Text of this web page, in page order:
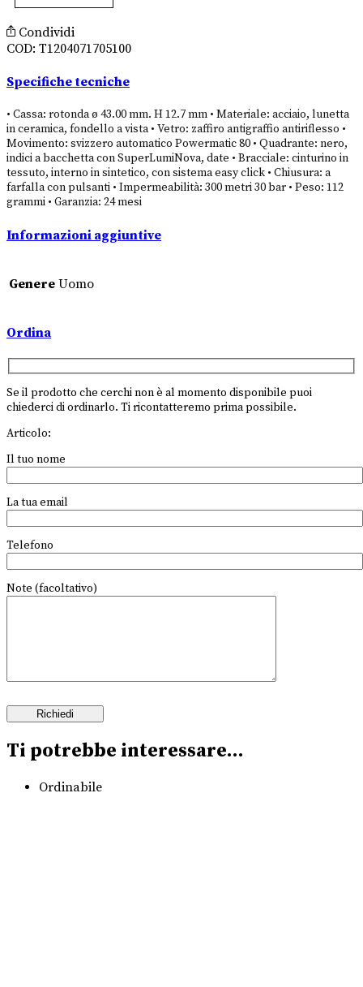
Condividi
COD: T1204071705100
Specifiche tecniche
• Cassa: rotonda ø 43.00 mm. H 12.7 mm • Materiale: acciaio, lunetta
in ceramica, fondello a vista • Vetro: zaffiro antigraffio antiriflesso •
Movimento: svizzero automatico Powermatic 80 • Quadrante: nero,
indici a bacchetta con SuperLumiNova, date • Bracciale: cinturino in
tessuto, interno in sintetico, con sistema easy click • Chiusura: a
farfalla con pulsanti • Impermeabilità: 300 metri 30 bar • Peso: 112
grammi • Garanzia: 24 mesi
Informazioni aggiuntive
Genere Uomo
Ordina
Se il prodotto che cerchi non è al momento disponibile puoi
chiederci di ordinarlo. Ti ricontatteremo prima possibile.
Articolo:
Il tuo nome
La tua email
Telefono
Note (facoltativo)
Ti potrebbe interessare…
Ordinabile